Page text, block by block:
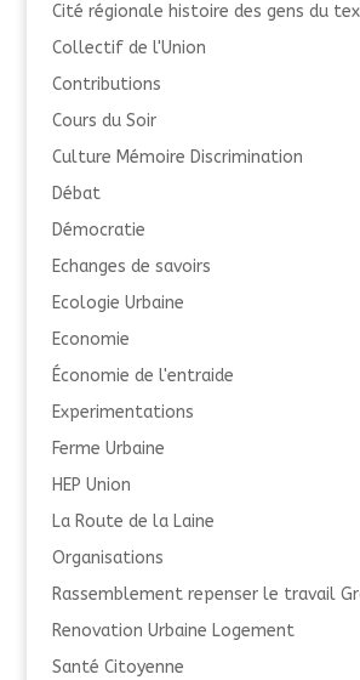
Cité régionale histoire des gens du
Collectif de l'Union
Contributions
Cours du Soir
Culture Mémoire Discrimination
Débat
Démocratie
Echanges de savoirs
Ecologie Urbaine
Economie
Économie de l'entraide
Experimentations
Ferme Urbaine
HEP Union
La Route de la Laine
Organisations
Rassemblement repenser le travail
Renovation Urbaine Logement
Santé Citoyenne